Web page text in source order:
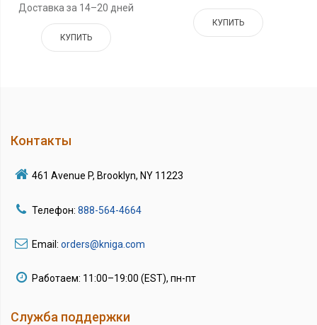
Доставка за 14–20 дней
КУПИТЬ
КУПИТЬ
Контакты
461 Avenue P, Brooklyn, NY 11223
Телефон: 888-564-4664
Email: orders@kniga.com
Работаем: 11:00–19:00 (EST), пн-пт
Служба поддержки